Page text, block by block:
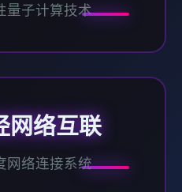
量子计算技术
网络互联
网络连接系统